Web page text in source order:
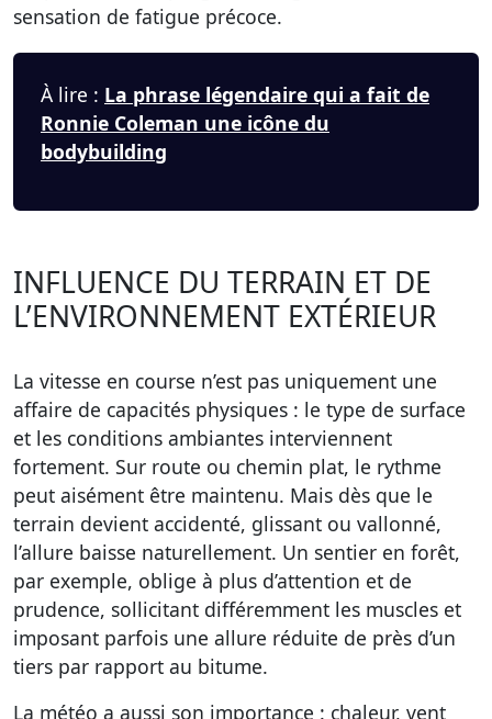
sensation de fatigue précoce.
À lire : La phrase légendaire qui a fait de
Ronnie Coleman une icône du
bodybuilding
INFLUENCE DU TERRAIN ET DE
L’ENVIRONNEMENT EXTÉRIEUR
La vitesse en course n’est pas uniquement une
affaire de capacités physiques : le type de surface
et les conditions ambiantes interviennent
fortement. Sur route ou chemin plat, le rythme
peut aisément être maintenu. Mais dès que le
terrain devient accidenté, glissant ou vallonné,
l’allure baisse naturellement. Un sentier en forêt,
par exemple, oblige à plus d’attention et de
prudence, sollicitant différemment les muscles et
imposant parfois une allure réduite de près d’un
tiers par rapport au bitume.
La météo a aussi son importance : chaleur, vent